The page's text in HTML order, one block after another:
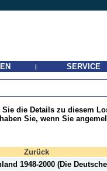
| SERVICE
Sie die Details zu diesem
Sie, wenn Sie
Zurück
1948-2000 (Die